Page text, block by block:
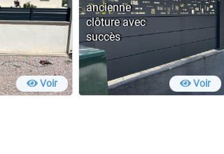
Voir
ancienne
clôture avec
succès
Voir